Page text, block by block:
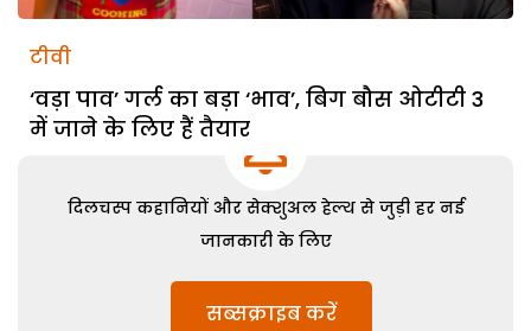
टीवी
‘वड़ा पाव’ गर्ल का बड़ा ‘भाव’, बिग बौस ओटीटी 3
में जाने के लिए हैं तैयार
दिलचस्प कहानियों और सेक्शुअल हेल्थ से जुड़ी हर नई
जानकारी के लिए
सब्सक्राइब करें